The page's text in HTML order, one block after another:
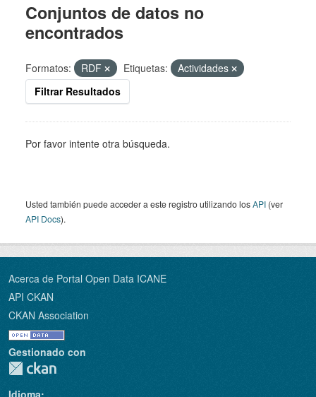
Conjuntos de datos no
encontrados
Formatos: RDF Etiquetas:
Actividades
Filtrar Resultados
Por favor intente otra búsqueda.
Usted también puede acceder a este registro utilizando losAPI (ver
API Docs).
Acerca de Portal Open Data ICANE
API CKAN
CKAN Association
Gestionado con
Idioma